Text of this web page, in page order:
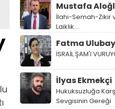
Mustafa
İlahi-Semah-Zikir
Laiklik….
Fatma Ulubay
İSRAİL ŞAM'I
İlyas Ekmekçi
Hukuksuzluğa
Sevgisinin Gereği